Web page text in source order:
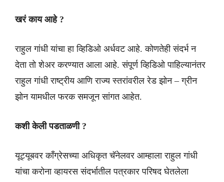
खरं काय आहे ?
राहुल गांधी यांचा हा व्हिडिओ अर्धवट आहे. कोणतेही संदर्भ न
देता तो शेअर करण्यात आला आहे. संपूर्ण व्हिडिओ पाहिल्यानंतर
राहुल गांधी राष्ट्रीय आणि राज्य स्तरांवरील रेड झोन – ग्रीन
झोन यामधील फरक समजून सांगत आहेत.
कशी केली पडताळणी ?
यूट्यूबवर काँग्रेसच्या अधिकृत चॅनेलवर आम्हाला राहुल गांधी
यांचा करोना व्हायरस संदर्भातील पत्रकार परिषद घेतलेला